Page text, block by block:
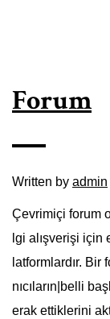
Forum
Written by admin
Çevrimiçi forum
lgi alışverişi için
latformlardır.
nıcıların|belli
erak ettiklerini